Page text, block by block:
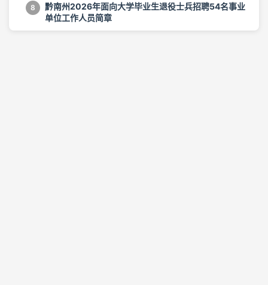
8
黔南州2026年面向大学毕业生退役士兵招聘54名事业
单位工作人员简章